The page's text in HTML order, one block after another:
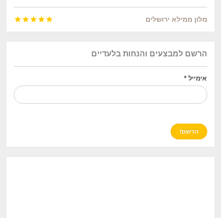
הרשם למבצעים והנחות בלעדיים
אימייל*
מלון ממילא ירושלים 



